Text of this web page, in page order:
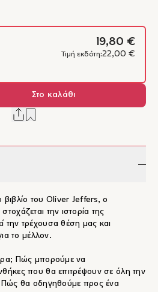
19,80 €
Τιμή εκδότη:22,00 €
Στο καλάθι
βιβλίο του Oliver Jeffers, ο
την ιστορία της
την τρέχουσα θέση μας και
το μέλλον.
Πώς μπορούμε να
που θα επιτρέψουν σε όλη την
Πώς θα οδηγηθούμε προς ένα